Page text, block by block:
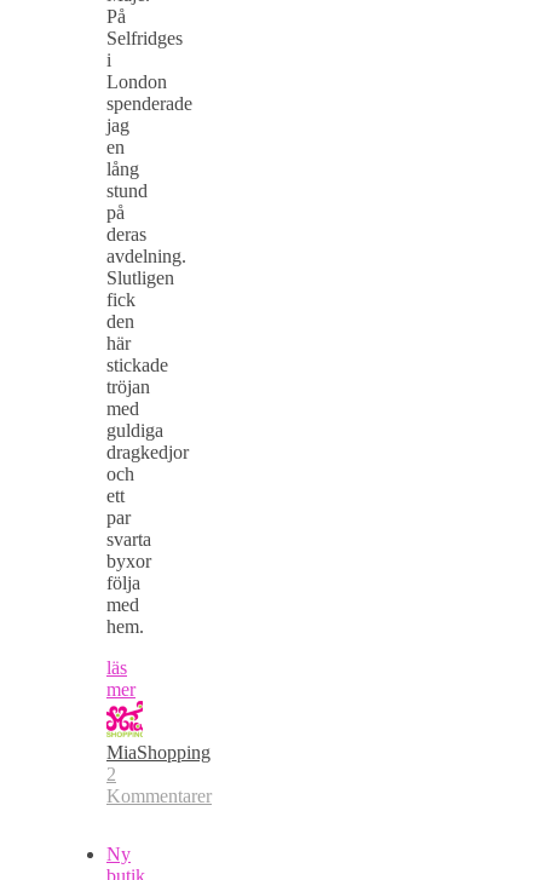
På
Selfridges
i
London
spenderade
jag
en
lång
stund
på
deras
avdelning.
Slutligen
fick
den
här
stickade
tröjan
med
guldiga
dragkedjor
och
ett
par
svarta
byxor
följa
med
hem.
läs
mer
MiaShopping
2
Kommentarer
Ny
butik